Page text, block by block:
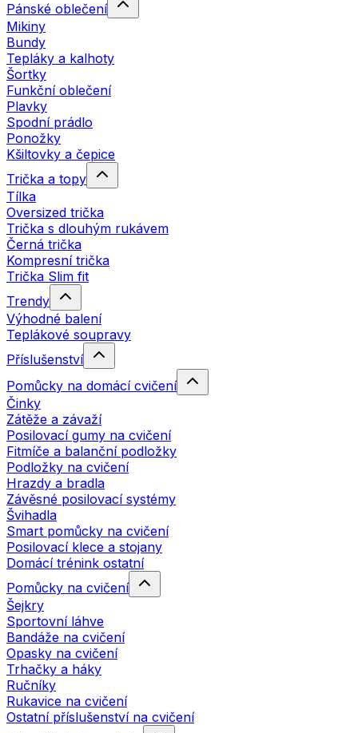
Pánské oblečení
Mikiny
Bundy
Tepláky a kalhoty
Šortky
Funkční oblečení
Plavky
Spodní prádlo
Ponožky
Kšiltovky a čepice
Trička a topy
Tílka
Oversized trička
Trička s dlouhým rukávem
Černá trička
Kompresní trička
Trička Slim fit
Trendy
Výhodné balení
Teplákové soupravy
Příslušenství
Pomůcky na domácí cvičení
Činky
Zátěže a závaží
Posilovací gumy na cvičení
Fitmíče a balanční podložky
Podložky na cvičení
Hrazdy a bradla
Závěsné posilovací systémy
Švihadla
Smart pomůcky na cvičení
Posilovací klece a stojany
Domácí trénink ostatní
Pomůcky na cvičení
Šejkry
Sportovní láhve
Bandáže na cvičení
Opasky na cvičení
Trhačky a háky
Ručníky
Rukavice na cvičení
Ostatní příslušenství na cvičení